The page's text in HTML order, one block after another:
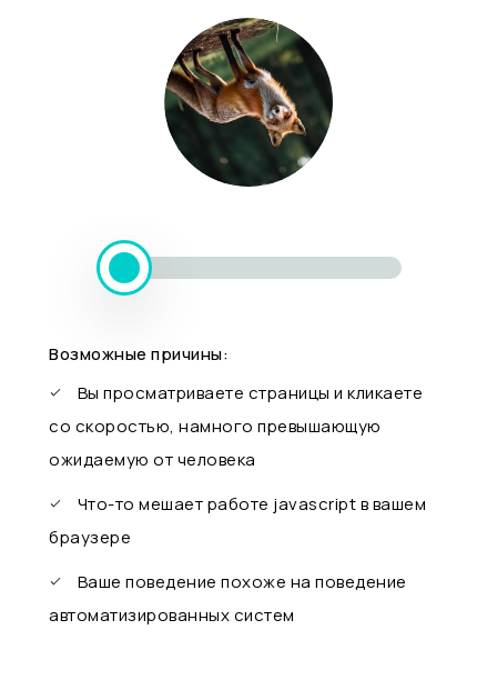
Возможные причины:
Вы просматриваете страницы и кликаете
со скоростью, намного превышающую
ожидаемую от человека
Что-то мешает работе javascript в вашем
браузере
Ваше поведение похоже на поведение
автоматизированных систем